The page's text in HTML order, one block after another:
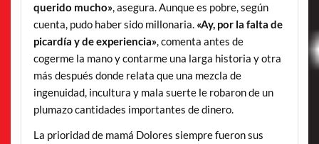
querido mucho», asegura. Aunque es pobre, según
cuenta, pudo haber sido millonaria. «Ay, por la falta de
picardía y de experiencia», comenta antes de
cogerme la mano y contarme una larga historia y otra
más después donde relata que una mezcla de
ingenuidad, incultura y mala suerte le robaron de un
plumazo cantidades importantes de dinero.
La prioridad de mamá Dolores siempre fueron sus